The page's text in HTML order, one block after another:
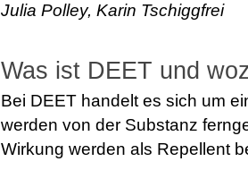
Julia Polley, Karin Tschiggfrei
Was ist DEET und
Bei DEET handelt es sich um
werden von der Substanz
Wirkung werden als Repellent